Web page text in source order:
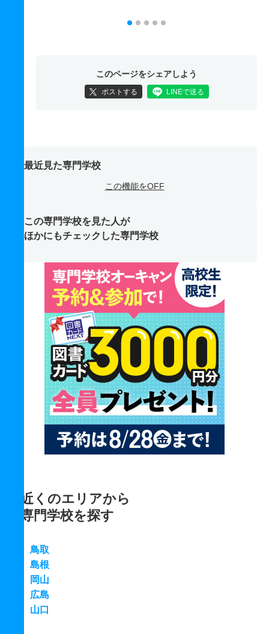
このページをシェアしよう
ポストする LINEで送る
最近見た専門学校
この機能をOFF
この専門学校を見た人が
ほかにもチェックした専門学校
近くのエリアから
専門学校を探す
鳥取
島根
岡山
広島
山口